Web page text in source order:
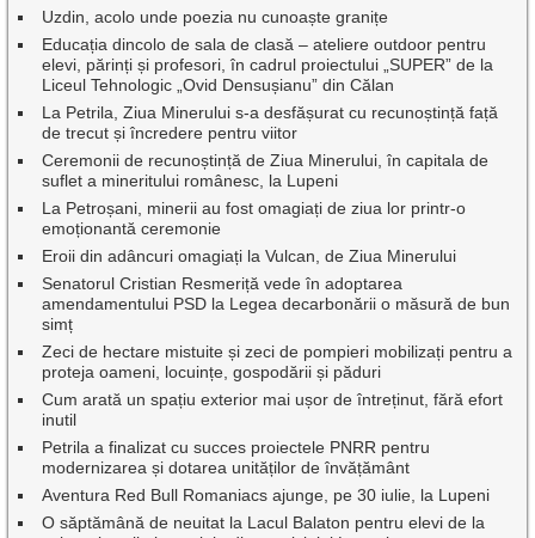
Uzdin, acolo unde poezia nu cunoaște granițe
Educația dincolo de sala de clasă – ateliere outdoor pentru
elevi, părinți și profesori, în cadrul proiectului „SUPER” de la
Liceul Tehnologic „Ovid Densușianu” din Călan
La Petrila, Ziua Minerului s-a desfășurat cu recunoștință față
de trecut și încredere pentru viitor
Ceremonii de recunoștință de Ziua Minerului, în capitala de
suflet a mineritului românesc, la Lupeni
La Petroșani, minerii au fost omagiați de ziua lor printr-o
emoționantă ceremonie
Eroii din adâncuri omagiați la Vulcan, de Ziua Minerului
Senatorul Cristian Resmeriță vede în adoptarea
amendamentului PSD la Legea decarbonării o măsură de bun
simț
Zeci de hectare mistuite și zeci de pompieri mobilizați pentru a
proteja oameni, locuințe, gospodării și păduri
Cum arată un spațiu exterior mai ușor de întreținut, fără efort
inutil
Petrila a finalizat cu succes proiectele PNRR pentru
modernizarea și dotarea unităților de învățământ
Aventura Red Bull Romaniacs ajunge, pe 30 iulie, la Lupeni
O săptămână de neuitat la Lacul Balaton pentru elevi de la